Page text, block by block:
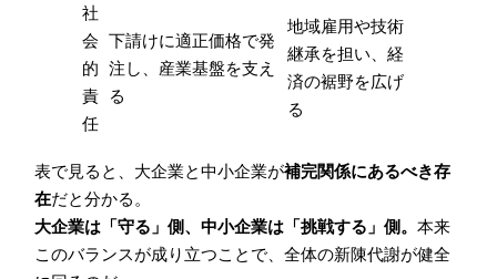
社
会
的
責
任
下請けに適正価格で発
注し、産業基盤を支え
る
地域雇用や技術
継承を担い、経
済の裾野を広げ
る
表で見ると、大企業と中小企業が補完関係にあるべき存
在だと分かる。
大企業は「守る」側、中小企業は「挑戦する」側。本来
このバランスが成り立つことで、全体の新陳代謝が健全